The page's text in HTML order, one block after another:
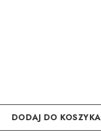
DODAJ DO KOSZYKA